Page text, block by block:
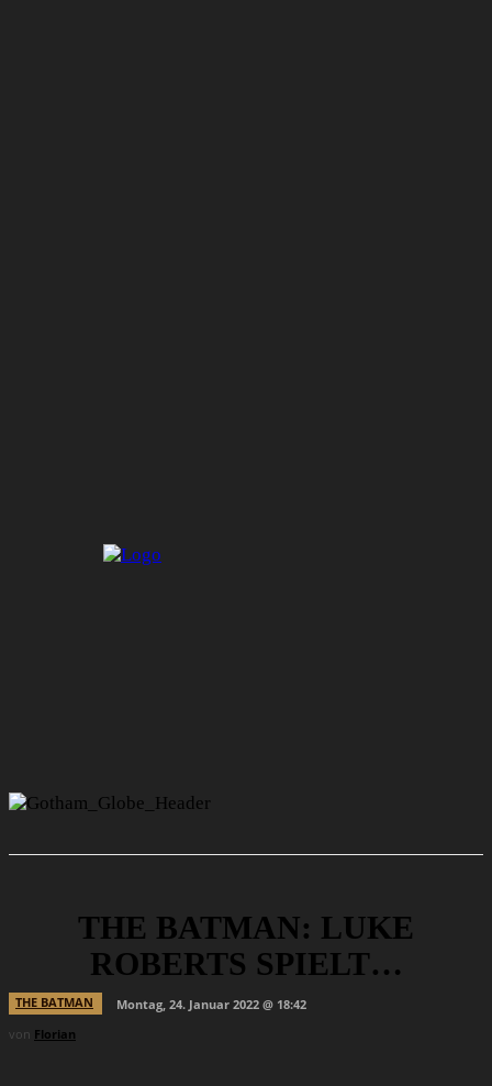
THE BATMAN: LUKE
ROBERTS SPIELT…
THE BATMAN
Montag, 24. Januar 2022 @ 18:42
von Florian